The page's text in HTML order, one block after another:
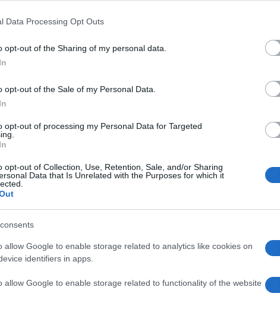
Data Processing Opt Outs
opt-out of the Sharing of my personal data.
opt-out of the Sale of my Personal Data.
opt-out of processing my Personal Data for Targeted
opt-out of Collection, Use, Retention, Sale, and/or Sharing
Data that Is Unrelated with the Purposes for which it
allow Google to enable storage related to analytics like cookies on
identifiers in apps.
allow Google to enable storage related to functionality of the website
végül néhány gimnáziumi osztálytársával együtt
ország ifjúsági válogatottjába, kijutott az ifjúsági
sem tett le. 1964-ben végzett a Színművészeti
Vígszínházban játszott, ahová a teátrumot akkor
oda a régi ismerősök és az új barátok közül
szerepet kapott az életében, az 1979-ben
fiam akkor volt kezdő óvodás. Amikor kivittem a
hogy Csiribiri csiribiri zabszalma. Ennek nagyon
csináltuk
a magyar verseket, mert a költészet a magyar
rengeteget dolgozik. „
szabad órám sincs. Nyáron nem vállalok semmit,
– jóformán minden hétvégén koncertezem, mindig